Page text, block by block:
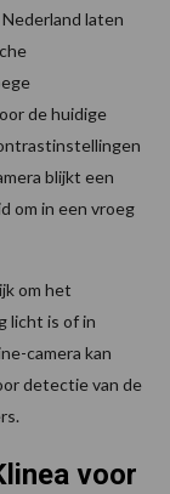
laten
de huidige
blijkt een
om in een vroeg
om het
licht is of in
camera kan
detectie van de
voor